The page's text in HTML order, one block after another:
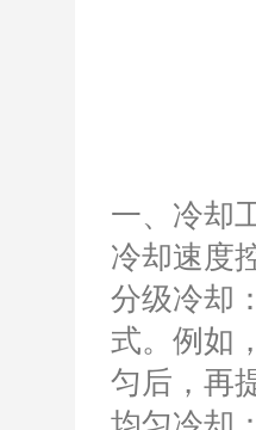
一、冷却
冷却速度
分级冷却
式。例如
匀后，再